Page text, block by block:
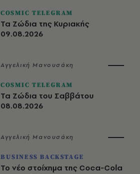
COSMIC TELEGRAM
Τα Ζώδια της Κυριακής
09.08.2026
Αγγελική Μανουσάκη
COSMIC TELEGRAM
Τα Ζώδια του Σαββάτου
08.08.2026
Αγγελική Μανουσάκη
BUSINESS BACKSTAGE
Το νέο στοίχημα της Coca-Cola